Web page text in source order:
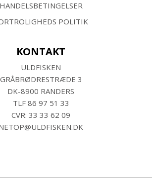
HANDELSBETINGELSER
POLITIK
KONTAKT
ULDFISKEN
GRÅBRØDRESTRÆDE 3
DK-8900 RANDERS
TLF 86 97 51 33
CVR: 33 33 62 09